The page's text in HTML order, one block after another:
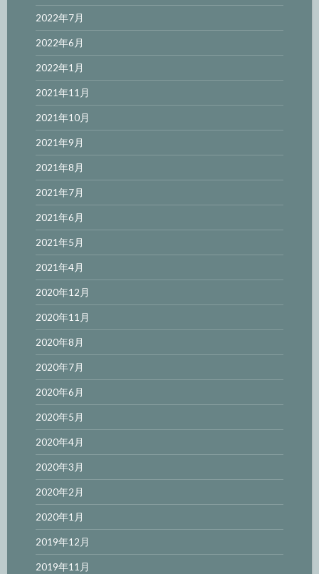
2022年7月
2022年6月
2022年1月
2021年11月
2021年10月
2021年9月
2021年8月
2021年7月
2021年6月
2021年5月
2021年4月
2020年12月
2020年11月
2020年8月
2020年7月
2020年6月
2020年5月
2020年4月
2020年3月
2020年2月
2020年1月
2019年12月
2019年11月